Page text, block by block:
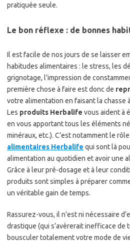
pratiquée seule.
Le bon réflexe : de bonnes
Il est facile de nos jours de se laisser
habitudes alimentaires : le stress, les
grignotage, l’impression de
première chose à faire est donc de
votre alimentation en faisant la chasse
Les produits Herbalife vous aident à
en vous apportant tous les éléments
minéraux, etc.). C’est notamment le
alimentaires Herbalife qui sont là
alimentation au quotidien et avoir une
Grâce à leur pré-dosage et à leur
produits sont simples à préparer
un véritable gain de temps.
Rassurez-vous, il n’est ni nécessaire
drastique (qui s’avèrerait inefficace de
bousculer totalement votre mode de